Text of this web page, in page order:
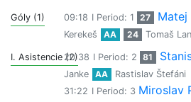
Góly (1) 09:18 I Period: 1 27 Matej
Kerekeš
AA 24 Tomaš
I. Asistencie (2)20:38 I Period: 2 81
Janke
AA
Rastislav Štefáni
31:22 I Period: 3 Miroslav